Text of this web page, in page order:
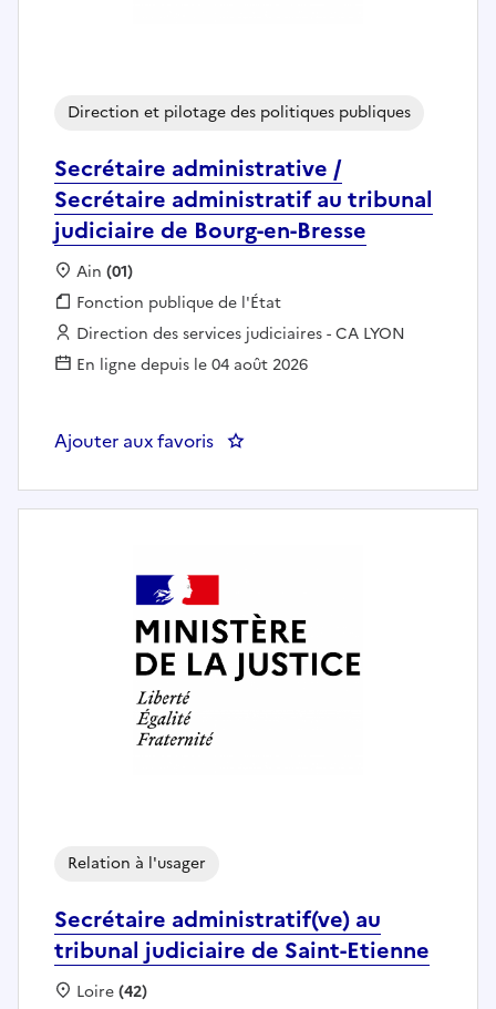
Secrétaire administrative /
Secrétaire administratif au tribunal
judiciaire de Bourg-en-Bresse
Direction et pilotage des politiques publiques
Localisation :
Ain (01)
Fonction publique :
Fonction publique de l'État
Employeur :
Direction des services judiciaires - CA LYON
En ligne depuis le 04 août 2026
Ajouter aux favoris : Secrétaire administrative /
Secrétaire administratif(ve) au
tribunal judiciaire de Saint-Etienne
Relation à l'usager
Localisation :
Loire(42)